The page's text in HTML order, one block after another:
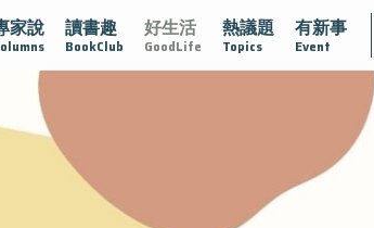
家說 讀書趣
BookClub
好生活
GoodLife
熱議題
Topics
有新事
Event
識攝護腺肥大 守護骨骼健康 達文西手術專欄